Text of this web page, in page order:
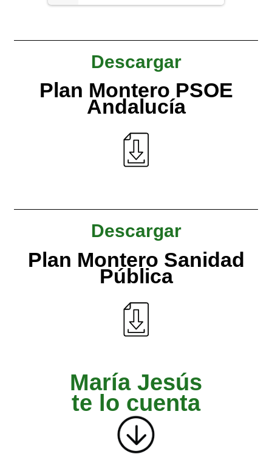
Descargar
Plan Montero PSOE
Andalucía
Descargar
Plan Montero Sanidad
Pública
María Jesús
te lo cuenta